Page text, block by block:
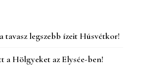
tavasz legszebb ízeit Húsvétkor!
a Hölgyeket az Elysée-ben!